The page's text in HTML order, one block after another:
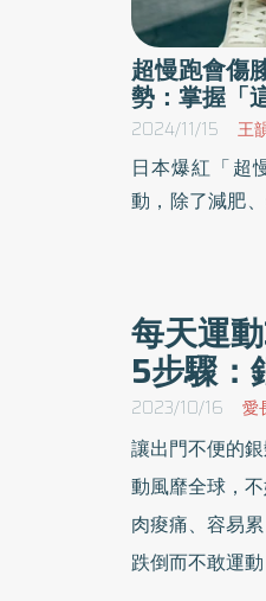
超慢跑會傷
勢：掌握「
2024/11/15 王
日本爆紅「超
動，除了減肥
不穿鞋子跑嗎
處、壞處以及
每天運
5步驟：
2023/10/16 愛
讓出門不便的
動風靡全球，
肉痠痛、容易
跌倒而不敢運